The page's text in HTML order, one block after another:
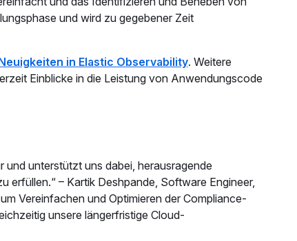
und wird zu gegebener Zeit
in Elastic Observability. Weitere
Einblicke in die Leistung von Anwendungscode
und unterstützt uns dabei, herausragende
erfüllen.“ – Kartik Deshpande, Software Engineer,
Vereinfachen und Optimieren der Compliance-
unsere längerfristige Cloud-